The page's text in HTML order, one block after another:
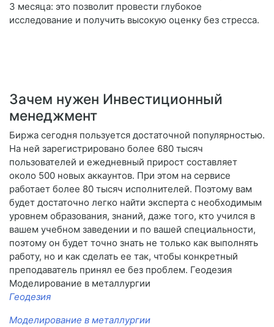
3 месяца: это позволит провести глубокое
исследование и получить высокую оценку без стресса.
Зачем нужен Инвестиционный
менеджмент
Биржа сегодня пользуется достаточной популярностью.
На ней зарегистрировано более 680 тысяч
пользователей и ежедневный прирост составляет
около 500 новых аккаунтов. При этом на сервисе
работает более 80 тысяч исполнителей. Поэтому вам
будет достаточно легко найти эксперта с необходимым
уровнем образования, знаний, даже того, кто учился в
вашем учебном заведении и по вашей специальности,
поэтому он будет точно знать не только как выполнять
работу, но и как сделать ее так, чтобы конкретный
преподаватель принял ее без проблем. Геодезия
Моделирование в металлургии
Геодезия
Моделирование в металлургии